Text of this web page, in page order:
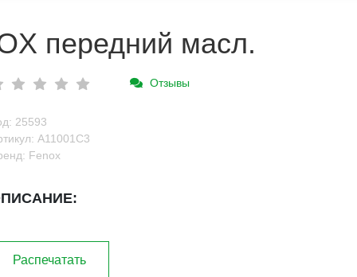
передний масл.
Отзывы
25593
A11001C3
Fenox
Распечатать